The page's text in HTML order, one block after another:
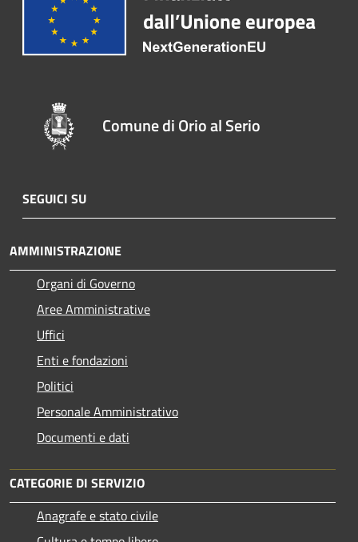
Comune di Orio al Serio
SEGUICI SU
AMMINISTRAZIONE
Organi di Governo
Aree Amministrative
Uffici
Enti e fondazioni
Politici
Personale Amministrativo
Documenti e dati
CATEGORIE DI SERVIZIO
Anagrafe e stato civile